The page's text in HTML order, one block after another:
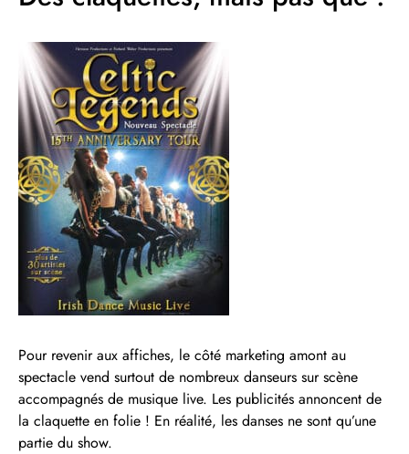
Pour revenir aux affiches, le côté marketing amont au
spectacle vend surtout de nombreux danseurs sur scène
accompagnés de musique live. Les publicités annoncent de
la claquette en folie ! En réalité, les danses ne sont qu’une
partie du show.